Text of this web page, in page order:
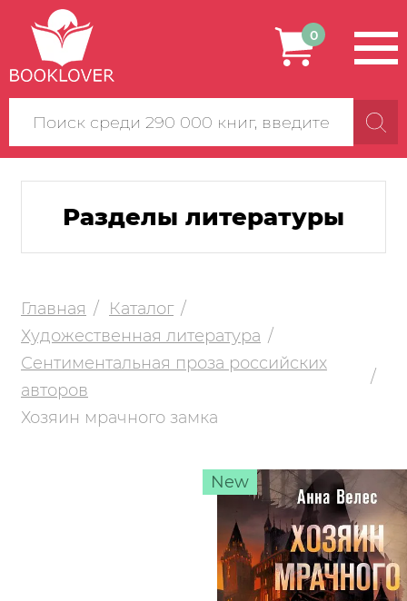
Поиск
по
сайту
0
Разделы литературы
Главная
Каталог
Художественная литература
Сентиментальная проза российских
авторов
Хозяин мрачного замка
New